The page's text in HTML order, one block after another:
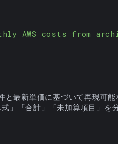
AWS costs from
最新単価に基づいて再現可能
」「合計」「未加算項目」を